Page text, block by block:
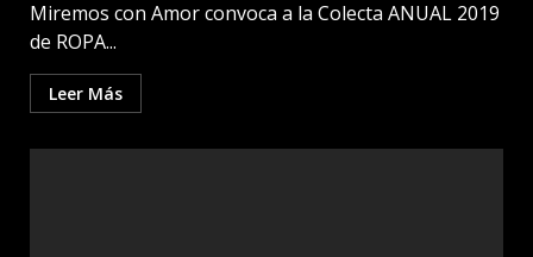
Miremos con Amor convoca a la Colecta ANUAL 2019
de ROPA...
Leer Más